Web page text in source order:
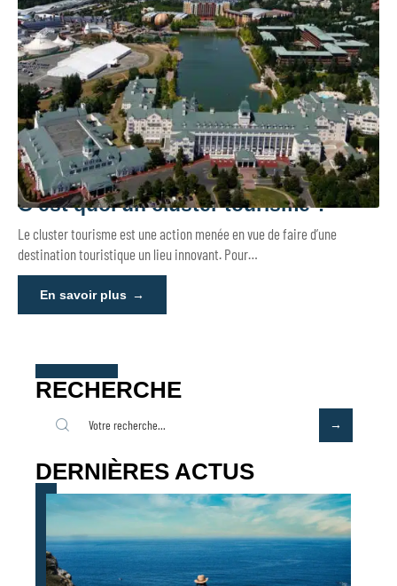
C’est quoi un cluster tourisme ?
Le cluster tourisme est une action menée en vue de faire d’une
destination touristique un lieu innovant. Pour…
En savoir plus
RECHERCHE
DERNIÈRES ACTUS